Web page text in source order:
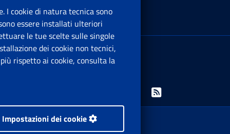
Legale: Via Ciro il Grande, 21
Roma
02121151001
Facebook: Apre una nuova finestra
Twitter: Apre una nuova finestra
Whatsapp: Apre una nuova finestra
Youtube: Apre una nuova
Instagram: Apre una
Linkedin: Apre
Rss: Apre
I cookie di natura tecnica sono
essere installati ulteriori
le tue scelte sulle singole
dei cookie non tecnici,
più rispetto ai cookie, consulta la
Impostazioni dei cookie